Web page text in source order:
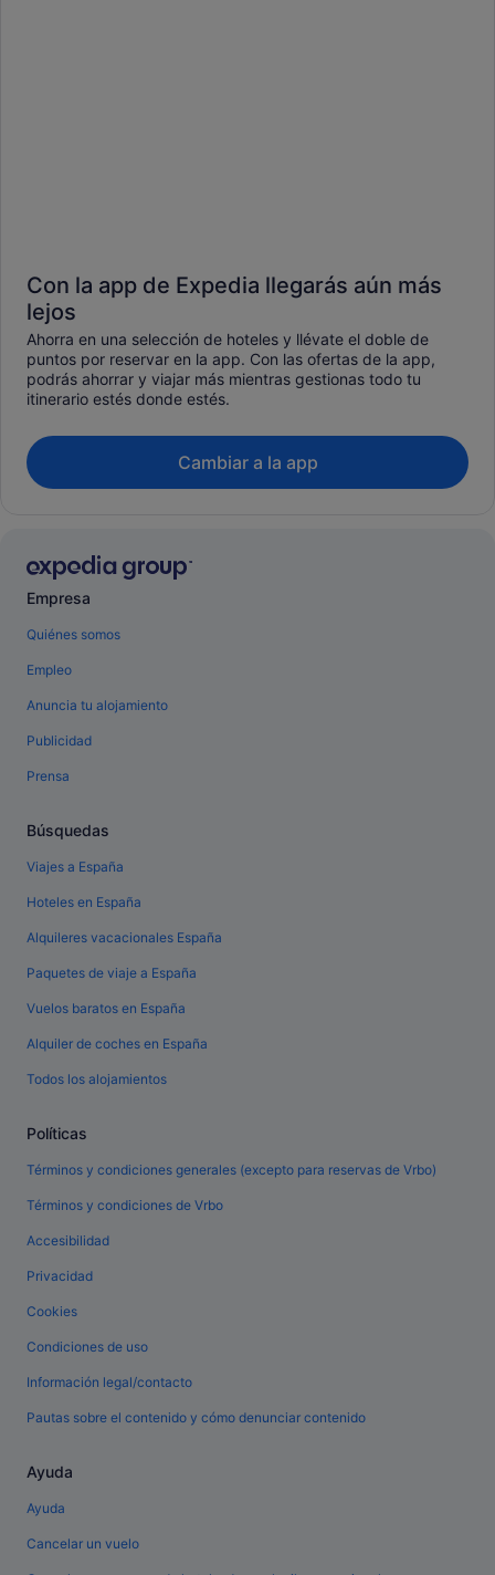
Con la app de Expedia llegarás aún más
lejos
Ahorra en una selección de hoteles y llévate el doble de
puntos por reservar en la app. Con las ofertas de la app,
podrás ahorrar y viajar más mientras gestionas todo tu
itinerario estés donde estés.
Cambiar a la app
Empresa
Quiénes somos
Empleo
Anuncia tu alojamiento
Publicidad
Prensa
Búsquedas
Viajes a España
Hoteles en España
Alquileres vacacionales España
Paquetes de viaje a España
Vuelos baratos en España
Alquiler de coches en España
Todos los alojamientos
Políticas
Términos y condiciones generales (excepto para reservas de Vrbo)
Términos y condiciones de Vrbo
Accesibilidad
Privacidad
Cookies
Condiciones de uso
Información legal/contacto
Pautas sobre el contenido y cómo denunciar contenido
Ayuda
Ayuda
Cancelar un vuelo